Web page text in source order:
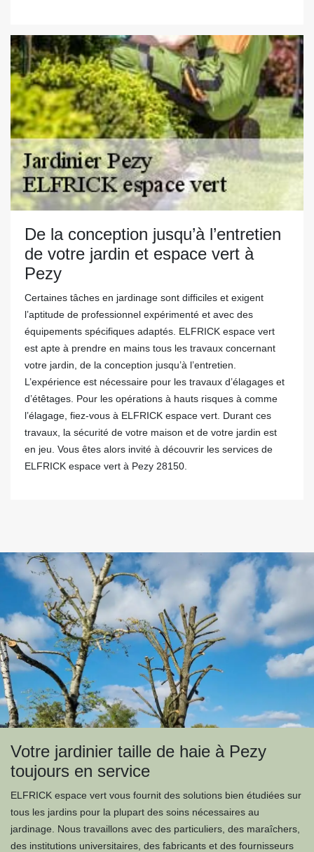
De la conception jusqu’à l’entretien
de votre jardin et espace vert à
Pezy
Certaines tâches en jardinage sont difficiles et exigent
l’aptitude de professionnel expérimenté et avec des
équipements spécifiques adaptés. ELFRICK espace vert
est apte à prendre en mains tous les travaux concernant
votre jardin, de la conception jusqu’à l’entretien.
L’expérience est nécessaire pour les travaux d’élagages et
d’étêtages. Pour les opérations à hauts risques à comme
l’élagage, fiez-vous à ELFRICK espace vert. Durant ces
travaux, la sécurité de votre maison et de votre jardin est
en jeu. Vous êtes alors invité à découvrir les services de
ELFRICK espace vert à Pezy 28150.
Votre jardinier taille de haie à Pezy
toujours en service
ELFRICK espace vert vous fournit des solutions bien étudiées sur
tous les jardins pour la plupart des soins nécessaires au
jardinage. Nous travaillons avec des particuliers, des maraîchers,
des institutions universitaires, des fabricants et des fournisseurs